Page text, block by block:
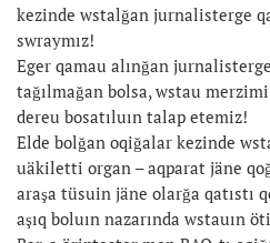
kezinde wstalğan jurnalisterge
swraymız!
Eger qamau alınğan
tağılmağan bolsa, wstau
dereu bosatıluın talap etemiz!
Elde bolğan oqiğalar kezinde
uäkiletti organ – aqparat jäne
araşa tüsuin jäne olarğa qatıstı
aşıq boluın nazarında wstauın